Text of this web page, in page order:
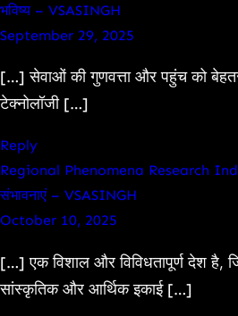
भविष्य – VSASINGH
September 29, 2025
[…] सेवाओं की गुणवत्ता और पहुंच को
टेक्नोलॉजी […]
Reply
Regional Phenomena Research India
संभावनाएं – VSASINGH
October 10, 2025
[…] एक विशाल और विविधतापूर्ण देश है,
सांस्कृतिक और आर्थिक इकाई […]